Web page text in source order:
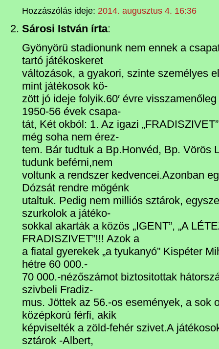
Hozzászólás ideje: 2014. augusztus 4. 16:36
Sárosi István írta:
Gyönyörü stadionunk nem ennek a
tartó játékoskeret
változások, a gyakori, szinte személyes
mint játékosok kö-
zött jó ideje folyik.60′ évre
1950-56 évek csapa-
tát, Két okból: 1. Az igazi
még soha nem érez-
tem. Bár tudtuk a Bp.Honvéd, Bp. Vörös
tudunk beférni,nem
voltunk a rendszer kedvencei.Azonban
Dózsát rendre mögénk
utaltuk. Pedig nem milliós sztárok,
szurkolok a játéko-
sokkal akarták a közös „IGENT”, „A
FRADISZIVET”!!! Azok a
a fiatal gyerekek „a tyukanyó” Kispéter
hétre 60 000.-
70 000.-nézőszámot biztositottak
szivbeli Fradiz-
mus. Jöttek az 56.-os események, a sok
középkorú férfi, akik
képviselték a zöld-fehér szivet.A
sztárok -Albert,